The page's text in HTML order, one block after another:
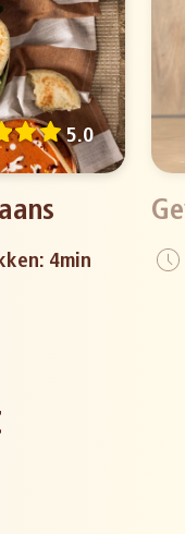
4min
5.0